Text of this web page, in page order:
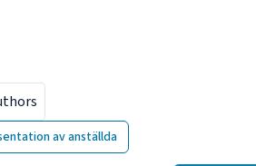
av anställda